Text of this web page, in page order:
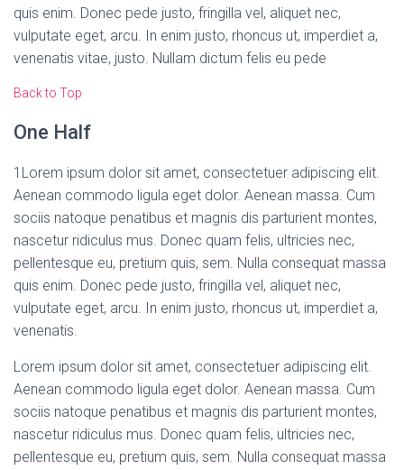
quis enim. Donec pede justo, fringilla vel, aliquet nec,
vulputate eget, arcu. In enim justo, rhoncus ut, imperdiet a,
venenatis vitae, justo. Nullam dictum felis eu pede
Back to Top
One Half
1 Lorem ipsum dolor sit amet, consectetuer adipiscing elit.
Aenean commodo ligula eget dolor. Aenean massa. Cum
sociis natoque penatibus et magnis dis parturient montes,
nascetur ridiculus mus. Donec quam felis, ultricies nec,
pellentesque eu, pretium quis, sem. Nulla consequat massa
quis enim. Donec pede justo, fringilla vel, aliquet nec,
vulputate eget, arcu. In enim justo, rhoncus ut, imperdiet a,
venenatis.
Lorem ipsum dolor sit amet, consectetuer adipiscing elit.
Aenean commodo ligula eget dolor. Aenean massa. Cum
sociis natoque penatibus et magnis dis parturient montes,
nascetur ridiculus mus. Donec quam felis, ultricies nec,
pellentesque eu, pretium quis, sem. Nulla consequat massa